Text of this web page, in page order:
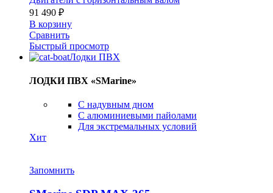
91 490 ₽
В корзину
Сравнить
Быстрый просмотр
Лодки ПВХ
ЛОДКИ ПВХ «SMarine»
C надувным дном
C алюминиевыми пайолами
Для экстремальных условий
Хит
Запомнить